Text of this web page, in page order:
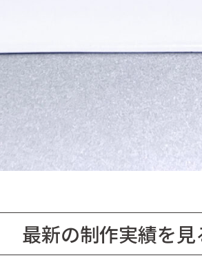
最新の制作実績を見